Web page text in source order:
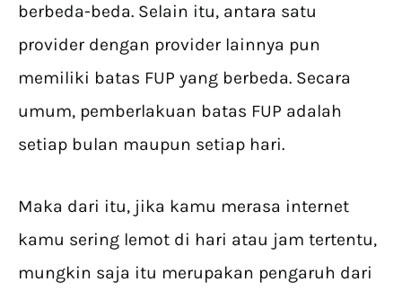
berbeda-beda. Selain itu, antara satu
provider dengan provider lainnya pun
memiliki batas FUP yang berbeda. Secara
umum, pemberlakuan batas FUP adalah
setiap bulan maupun setiap hari.
Maka dari itu, jika kamu merasa internet
kamu sering lemot di hari atau jam tertentu,
mungkin saja itu merupakan pengaruh dari